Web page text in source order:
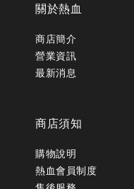
關於熱血
商店簡介
營業資訊
最新消息
商店須知
購物說明
熱血會員制度